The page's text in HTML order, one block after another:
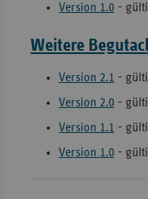
Version 1.0-
Weitere
Version 2.1 -
Version 2.0-
Version 1.1 -
Version 1.0-